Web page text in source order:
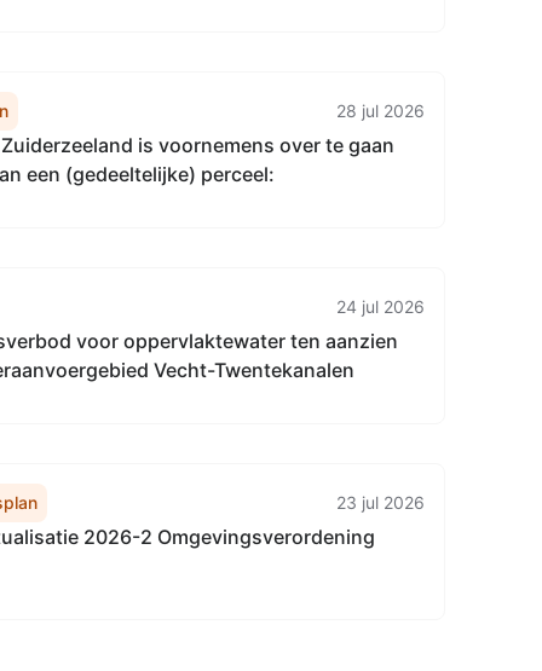
28 jul 2026
is voornemens over te gaan
een (gedeeltelijke) perceel:
24 jul 2026
voor oppervlaktewater ten aanzien
Vecht-Twentekanalen
23 jul 2026
2026-2 Omgevingsverordening